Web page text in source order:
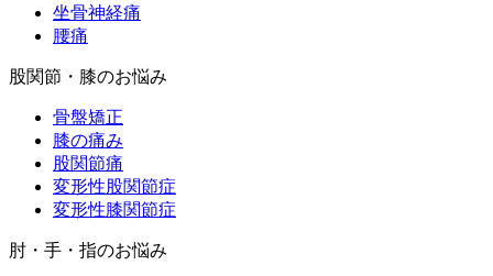
坐骨神経痛
腰痛
股関節・膝のお悩み
骨盤矯正
膝の痛み
股関節痛
変形性股関節症
変形性膝関節症
肘・手・指のお悩み